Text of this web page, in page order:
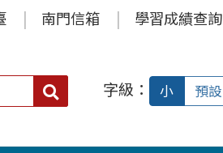
南門信箱 學習成績查詢
搜
字級： 小 預設